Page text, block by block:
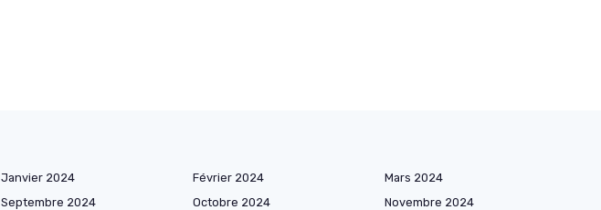
Janvier 2024 Février 2024
Mars 2024
Septembre 2024 Octobre 2024
Novembre 2024